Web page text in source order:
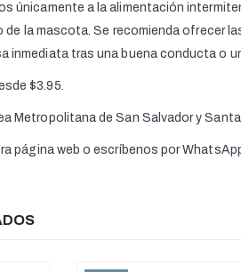
únicamente a la alimentación
la mascota. Se recomienda ofrecer
inmediata tras una buena conducta o
$3.95.
Metropolitana de San Salvador y
página web o escríbenos por